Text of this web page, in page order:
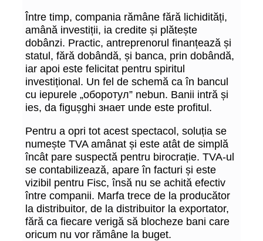
Între timp, compania rămâne fără lichidități,
amână investiții, ia credite și plătește
dobânzi. Practic, antreprenorul finanțează și
statul, fără dobândă, și banca, prin dobândă,
iar apoi este felicitat pentru spiritul
investițional. Un fel de schemă ca în bancul
cu iepurele „оборотул” nebun. Banii intră și
ies, da figușghi знает unde este profitul.
Pentru a opri tot acest spectacol, soluția se
numește TVA amânat și este atât de simplă
încât pare suspectă pentru birocrație. TVA-ul
se contabilizează, apare în facturi și este
vizibil pentru Fisc, însă nu se achită efectiv
între companii. Marfa trece de la producător
la distribuitor, de la distribuitor la exportator,
fără ca fiecare verigă să blocheze bani care
oricum nu vor rămâne la buget.